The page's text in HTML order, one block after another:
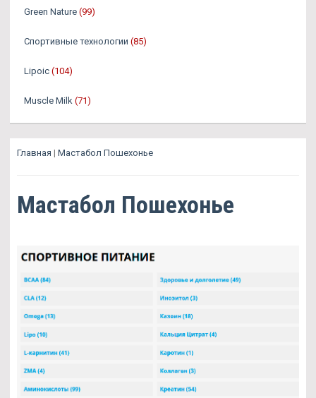
Green Nature (99)
Спортивные технологии (85)
Lipoic (104)
Muscle Milk (71)
Главная | Мастабол Пошехонье
Мастабол Пошехонье